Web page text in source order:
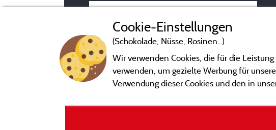
Cookie-Einstellungen
(Schokolade, Nüsse, Rosinen...)
Wir verwenden Cookies, die für die
verwenden, um gezielte Werbung für
Verwendung dieser Cookies und den in